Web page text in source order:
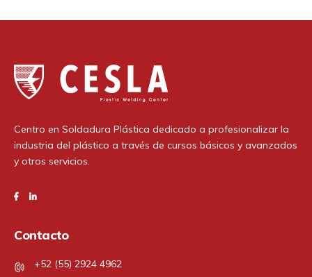
Centro en Soldadura Plástica dedicado a profesionalizar la
industria del plástico a través de cursos básicos y avanzados
y otros servicios.
Contacto
+52 (55) 2924 4962